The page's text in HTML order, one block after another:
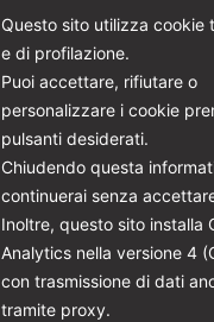
Sesto Calende,
un piccolo
raffinata delle
e sociale
balcone, una finestra
cogliere non solo
di un tempo che
Torrefazione La
Questo sito utilizza cookie
e di profilazione.
Puoi accettare, rifiutare o
personalizzare i cookie
pulsanti desiderati.
Chiudendo questa
continuerai senza
Inoltre, questo sito installa
Analytics nella versione 4
con trasmissione di dati
tramite proxy.